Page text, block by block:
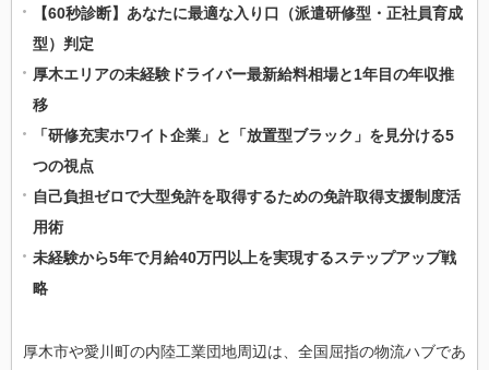
【60秒診断】あなたに最適な入り口（派遣研修型・正社員育成
型）判定
厚木エリアの未経験ドライバー最新給料相場と1年目の年収推
移
「研修充実ホワイト企業」と「放置型ブラック」を見分ける5
つの視点
自己負担ゼロで大型免許を取得するための免許取得支援制度活
用術
未経験から5年で月給40万円以上を実現するステップアップ戦
略
厚木市や愛川町の内陸工業団地周辺は、全国屈指の物流ハブであ